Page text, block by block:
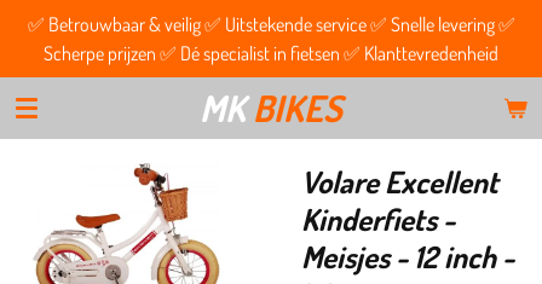
Ga
direct
naar
de
hoofdinhoud
MKBIKES
✅ Betrouwbaar & veilig ✅ Uitstekende service ✅ Snelle levering ✅
Scherpe prijzen ✅ Dé specialist in fietsen ✅ Klanttevredenheid
Volare Excellent
Kinderfiets -
Meisjes - 12 inch -